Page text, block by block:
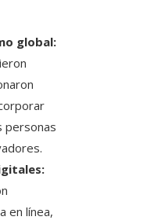
global:
personas
en línea,